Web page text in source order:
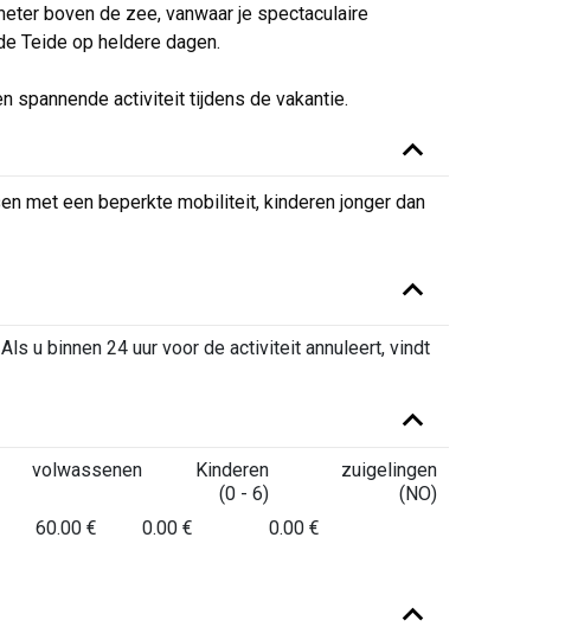
boven de zee, vanwaar je spectaculaire
Teide op heldere dagen.
spannende activiteit tijdens de vakantie.
met een beperkte mobiliteit, kinderen jonger dan
u binnen 24 uur voor de activiteit annuleert, vindt
volwassenen
Kinderen
(0 - 6)
zuigelingen
(NO)
60.00 € 0.00 € 0.00 €